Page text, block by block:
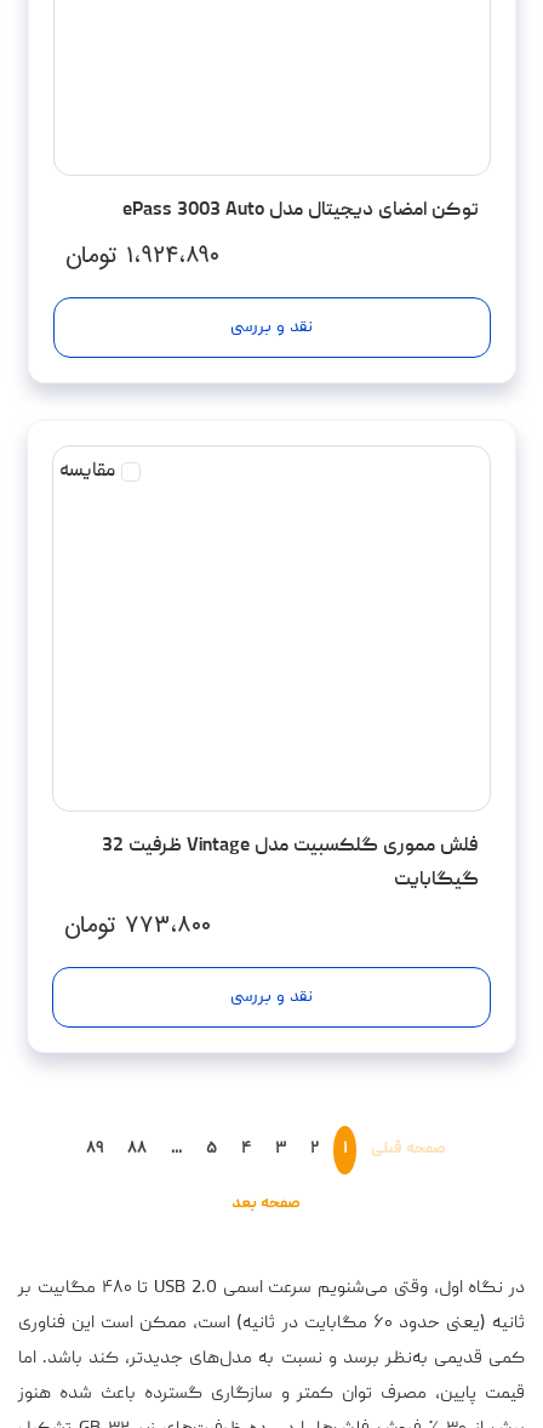
توکن امضای دیجیتال مدل ePass 3003 Auto
۱،۹۲۴،۸۹۰ تومان
نقد و بررسی
مقایسه
فلش مموری گلکسبیت مدل Vintage ظرفیت 32
گیگابایت
۷۷۳،۸۰۰ تومان
نقد و بررسی
صفحه قبلی ۱ ۲ ۳ ۴ ۵ ... ۸۸ ۸۹
صفحه بعد
در نگاه اول، وقتی می‌شنویم سرعت اسمی USB 2.0 تا ۴۸۰ مگابیت بر
ثانیه (یعنی حدود ۶۰ مگابایت در ثانیه) است، ممکن است این فناوری
کمی قدیمی به‌نظر برسد و نسبت به مدل‌های جدیدتر، کند باشد. اما
قیمت پایین، مصرف توان کمتر و سازگاری گسترده باعث شده هنوز